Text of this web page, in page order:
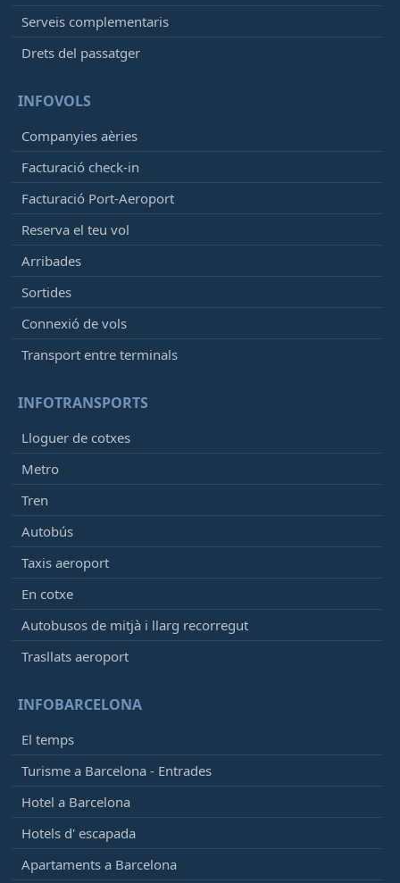
Serveis complementaris
Drets del passatger
INFOVOLS
Companyies aèries
Facturació check-in
Facturació Port-Aeroport
Reserva el teu vol
Arribades
Sortides
Connexió de vols
Transport entre terminals
INFOTRANSPORTS
Lloguer de cotxes
Metro
Tren
Autobús
Taxis aeroport
En cotxe
Autobusos de mitjà i llarg recorregut
Trasllats aeroport
INFOBARCELONA
El temps
Turisme a Barcelona - Entrades
Hotel a Barcelona
Hotels d' escapada
Apartaments a Barcelona